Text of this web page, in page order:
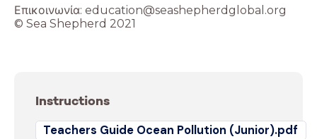
Επικοινωνία: education@seashepherdglobal.org
© Sea Shepherd 2021
Instructions
Teachers Guide Ocean Pollution (Junior).pdf